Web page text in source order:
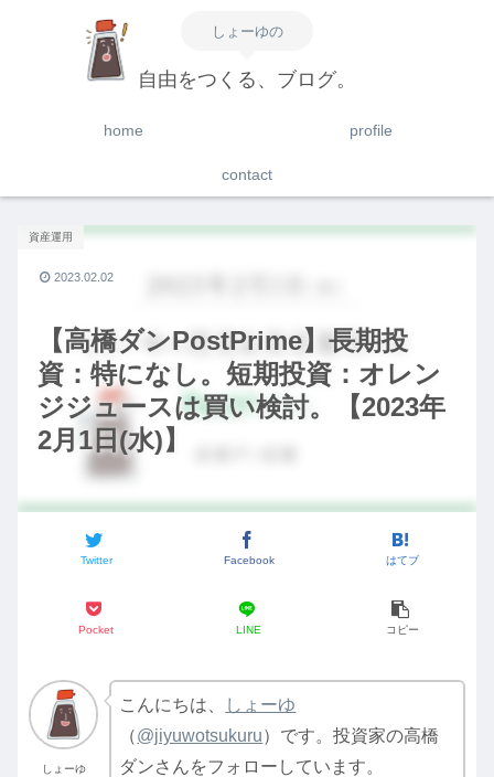
しょーゆの
自由をつくる、ブログ。
home profile
contact
【高橋ダンPostPrime】長期投
資：特になし。短期投資：オレン
ジジュースは買い検討。【2023年
2月1日(水)】
資産運用
Twitter Facebook はてブ
Pocket LINE コピー
2023.02.02
しょーゆ
こんにちは、
しょーゆ
（@jiyuwotsukuru）です。投資家の高橋
ダンさんをフォローしています。